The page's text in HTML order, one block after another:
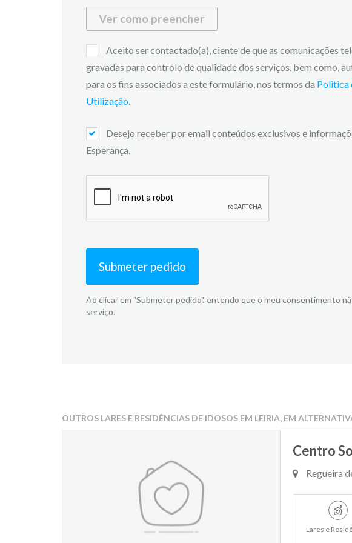
Ver como preencher
Aceito ser contactado(a), ciente de que as comunicações
gravadas para controlo de qualidade dos serviços, bem como,
para os fins associados a este formulário, nos termos da Politica
Utilização.
Desejo receber por email conteúdos exclusivos e
Esperança.
Submeter pedido
Ao clicar em "Submeter pedido", entendo que o meu consentimento
serviço.
OUTROS LARES E RESIDÊNCIAS DE IDOSOS EM LEIRIA, EM
Centro
Regueira
Lares e